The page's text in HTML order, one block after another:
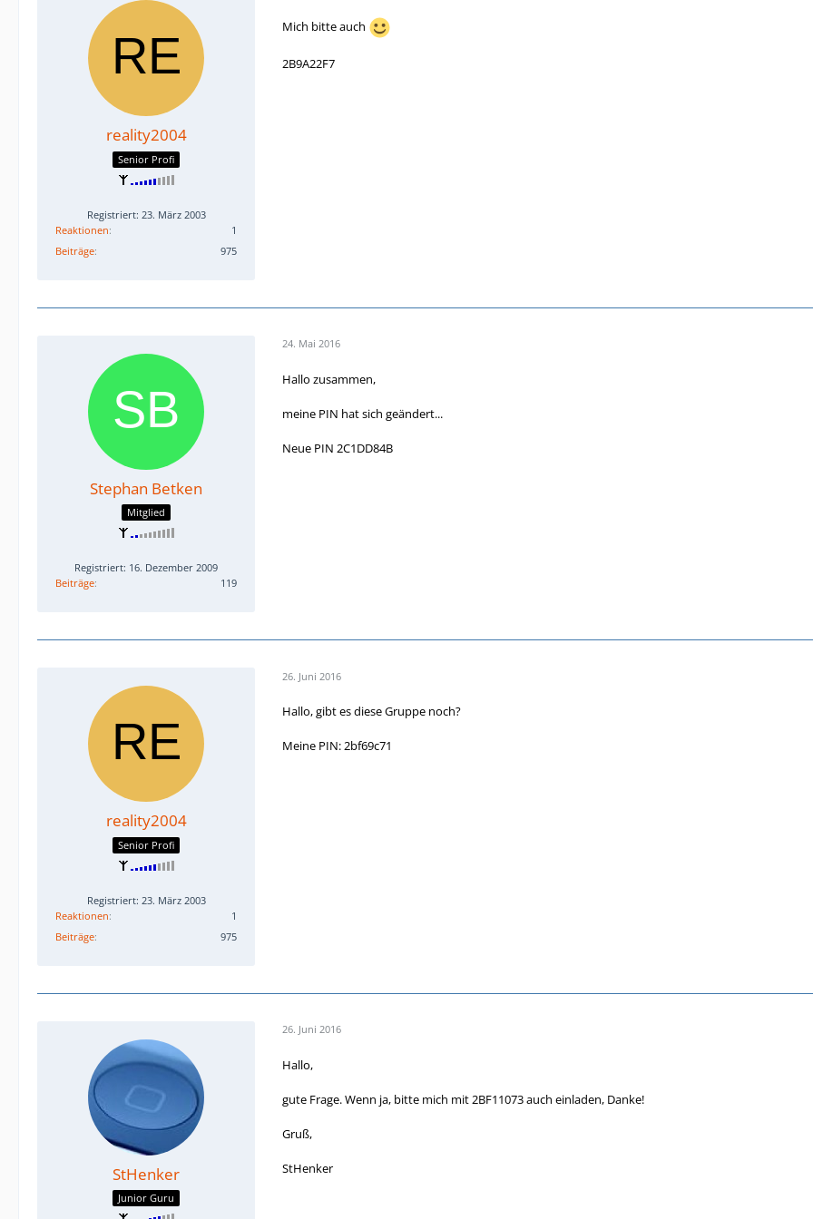
reality2004
Senior Profi
Registriert: 23. März 2003
Reaktionen
1
Beiträge
975
Mich bitte auch
2B9A22F7
Stephan Betken
Mitglied
Registriert: 16. Dezember 2009
Beiträge
119
24. Mai 2016
Hallo zusammen,
meine PIN hat sich geändert...
Neue PIN 2C1DD84B
reality2004
Senior Profi
Registriert: 23. März 2003
Reaktionen
1
Beiträge
975
26. Juni 2016
Hallo, gibt es diese Gruppe noch?
Meine PIN: 2bf69c71
StHenker
Junior Guru
26. Juni 2016
Hallo,
gute Frage. Wenn ja, bitte mich mit 2BF11073 auch einladen, Danke!
Gruß,
StHenker